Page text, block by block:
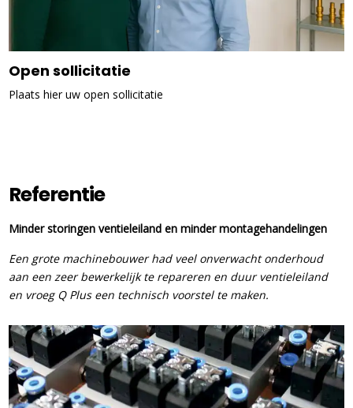
Open sollicitatie
Plaats hier uw open sollicitatie
Referentie
Minder storingen ventieleiland en minder montagehandelingen
Een grote machinebouwer had veel onverwacht onderhoud
aan een zeer bewerkelijk te repareren en duur ventieleiland
en vroeg Q Plus een technisch voorstel te maken.